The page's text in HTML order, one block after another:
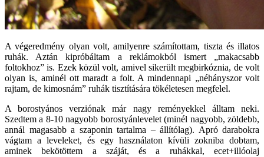
A végeredmény olyan volt, amilyenre számítottam, tiszta és illatos
ruhák. Aztán kipróbáltam a reklámokból ismert „makacsabb
foltokhoz” is. Ezek közül volt, amivel sikerült megbirkóznia, de volt
olyan is, aminél ott maradt a folt. A mindennapi „néhányszor volt
rajtam, de kimosnám” ruhák tisztítására tökéletesen megfelel.
A borostyános verziónak már nagy reményekkel álltam neki.
Szedtem a 8-10 nagyobb borostyánlevelet (minél nagyobb, zöldebb,
annál magasabb a szaponin tartalma – állítólag). Apró darabokra
vágtam a leveleket, és egy használaton kívüli zokniba dobtam,
aminek bekötöttem a száját, és a ruhákkal, ecet+illóolaj